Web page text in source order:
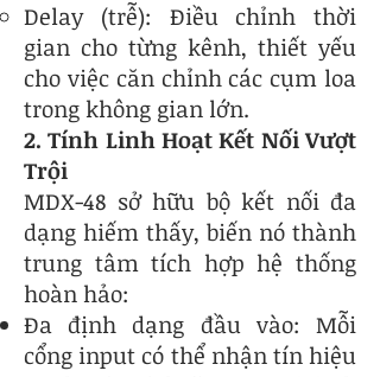
Delay (trễ): Điều chỉnh thời
gian cho từng kênh, thiết yếu
cho việc căn chỉnh các cụm loa
trong không gian lớn.
2. Tính Linh Hoạt Kết Nối Vượt
Trội
MDX-48 sở hữu bộ kết nối đa
dạng hiếm thấy, biến nó thành
trung tâm tích hợp hệ thống
hoàn hảo:
Đa định dạng đầu vào: Mỗi
cổng input có thể nhận tín hiệu